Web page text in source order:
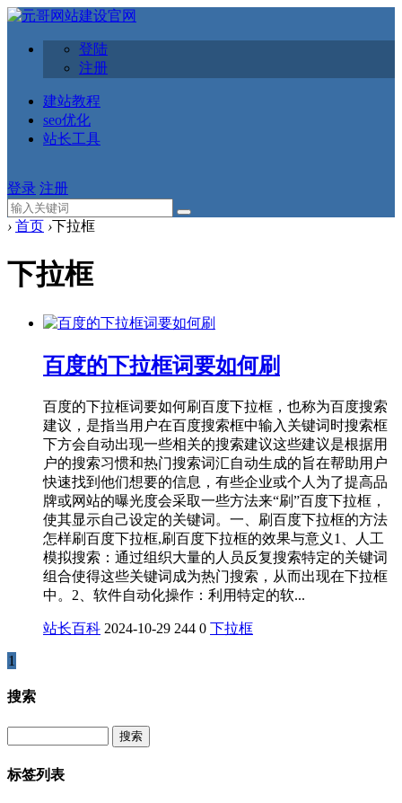
登陆
注册
建站教程
seo优化
站长工具
登录 注册
› 首页 ›下拉框
下拉框
百度的下拉框词要如何刷
百度的下拉框词要如何刷百度下拉框，也称为百度搜索
建议，是指当用户在百度搜索框中输入关键词时搜索框
下方会自动出现一些相关的搜索建议这些建议是根据用
户的搜索习惯和热门搜索词汇自动生成的旨在帮助用户
快速找到他们想要的信息，有些企业或个人为了提高品
牌或网站的曝光度会采取一些方法来“刷”百度下拉框，
使其显示自己设定的关键词。一、刷百度下拉框的方法
怎样刷百度下拉框,刷百度下拉框的效果与意义1、人工
模拟搜索：通过组织大量的人员反复搜索特定的关键词
组合使得这些关键词成为热门搜索，从而出现在下拉框
中。2、软件自动化操作：利用特定的软...
站长百科 2024-10-29 244 0 下拉框
1
搜索
标签列表